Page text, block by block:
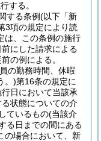
する。
する条例(以下「新
3項の規定により読
は、この条例の施行
にした請求による
の例による。
の勤務時間、休暇
。)第16条の規定に
日において当該承
状態についての介
ているもの(当該介
る日までの間にある
の場合において、新